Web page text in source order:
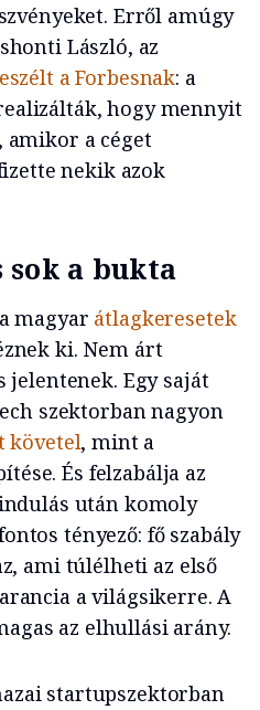
Erről amúgy
László, az
a Forbesnak: a
hogy mennyit
amikor a céget
nekik azok
sok a bukta
magyar átlagkeresetek
ki. Nem árt
Egy saját
szektorban nagyon
követel, mint a
És felzabálja az
után komoly
tényező: fő szabály
ami túlélheti az első
a világsikerre. A
az elhullási arány.
startupszektorban